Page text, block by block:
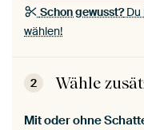
Schon gewusst?Du
wählen!
2 Wähle
Mit oder ohne